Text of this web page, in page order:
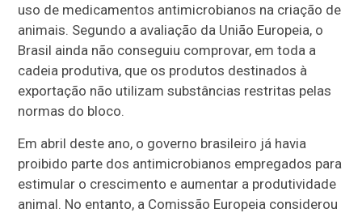
uso de medicamentos antimicrobianos na criação de
animais. Segundo a avaliação da União Europeia, o
Brasil ainda não conseguiu comprovar, em toda a
cadeia produtiva, que os produtos destinados à
exportação não utilizam substâncias restritas pelas
normas do bloco.
Em abril deste ano, o governo brasileiro já havia
proibido parte dos antimicrobianos empregados para
estimular o crescimento e aumentar a produtividade
animal. No entanto, a Comissão Europeia considerou